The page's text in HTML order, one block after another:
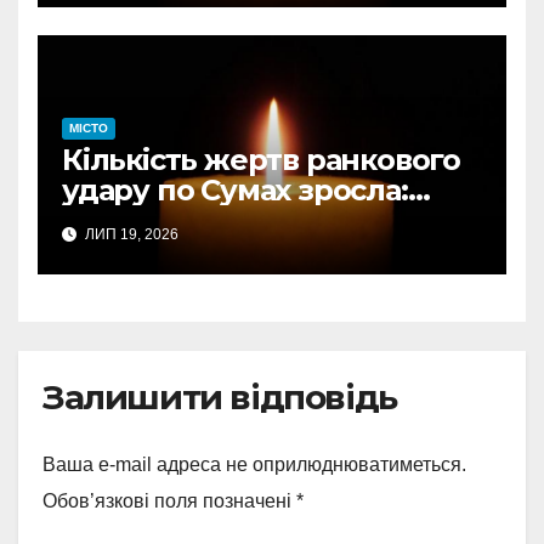
МІСТО
Кількість жертв ранкового
удару по Сумах зросла:
підтверджено загибель
однієї людини
ЛИП 19, 2026
Залишити відповідь
Ваша e-mail адреса не оприлюднюватиметься.
Обов’язкові поля позначені *